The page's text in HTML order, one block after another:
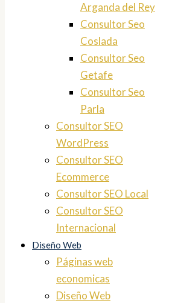
Arganda del Rey
Consultor Seo
Coslada
Consultor Seo
Getafe
Consultor Seo
Parla
Consultor SEO
WordPress
Consultor SEO
Ecommerce
Consultor SEO Local
Consultor SEO
Internacional
Diseño Web
Páginas web
economicas
Diseño Web